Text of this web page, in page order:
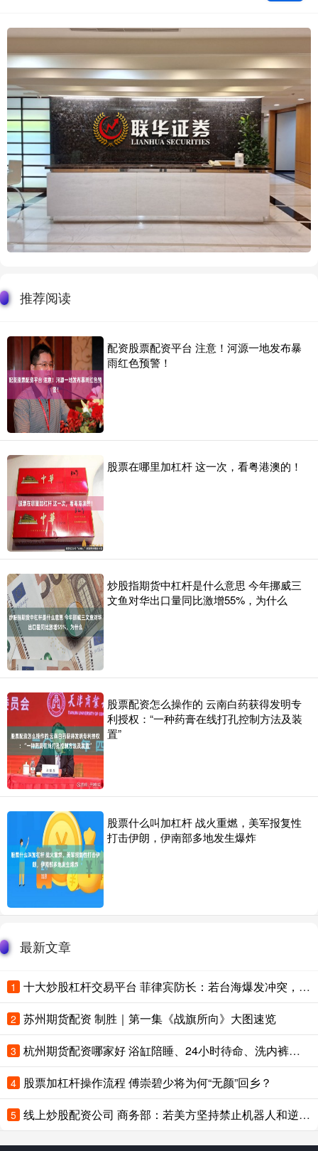
推荐阅读
配资股票配资平台 注意！河源一地发布暴
雨红色预警！
股票在哪里加杠杆 这一次，看粤港澳的！
炒股指期货中杠杆是什么意思 今年挪威三
文鱼对华出口量同比激增55%，为什么
股票配资怎么操作的 云南白药获得发明专
利授权：“一种药膏在线打孔控制方法及装
置”
股票什么叫加杠杆 战火重燃，美军报复性
打击伊朗，伊南部多地发生爆炸
最新文章
1 十大炒股杠杆交易平台 菲律宾防长：若台海爆发冲突，菲律宾无法保持中立
2 苏州期货配资 制胜｜第一集《战旗所向》大图速览
3 杭州期货配资哪家好 浴缸陪睡、24小时待命、洗内裤接口水，多位助理“反水”曝特殊服务
4 股票加杠杆操作流程 傅崇碧少将为何“无颜”回乡？
5 线上炒股配资公司 商务部：若美方坚持禁止机器人和逆变器，中方将采取坚决反制措施